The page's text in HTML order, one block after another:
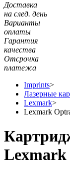
Доставка
на след. день
Варианты
оплаты
Гарантия
качества
Отсрочка
платежа
Imprints>
Лазерные
Lexmark>
Lexmark
Lexmark